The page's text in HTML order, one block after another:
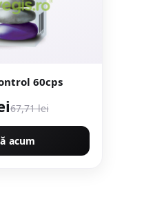
60cps
67,71 lei
acum